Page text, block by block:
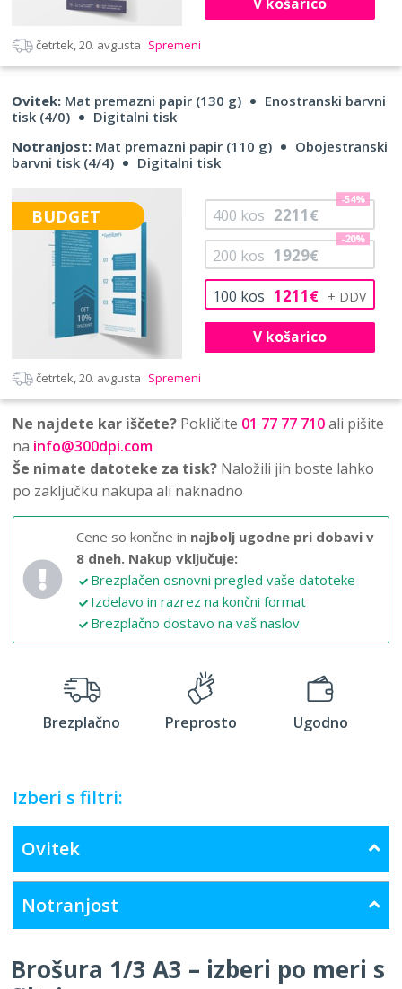
V košarico
četrtek, 20. avgusta Spremeni
Ovitek: Mat premazni papir (130 g)
Enostranski barvni
tisk (4/0)
Digitalni tisk
Notranjost: Mat premazni papir (110 g)
Obojestranski
barvni tisk (4/4)
Digitalni tisk
BUDGET
100 kos 1211€
200 kos 1929€
-20%
400 kos 2211€
-54%
V košarico
četrtek, 20. avgusta Spremeni
Ne najdete kar iščete? Pokličite 01 77 77 710ali pišite
na info@300dpi.com
Še nimate datoteke za tisk? Naložili jih boste lahko
po zaključku nakupa ali naknadno
Cene so končne in najbolj ugodne pri dobavi v
8 dneh. Nakup vključuje:
Brezplačen osnovni pregled vaše datoteke
Izdelavo in razrez na končni format
Brezplačno dostavo na vaš naslov
Brezplačno Preprosto Ugodno
Izberi s filtri:
Ovitek
Notranjost
Brošura 1/3 A3 – izberi po meri s